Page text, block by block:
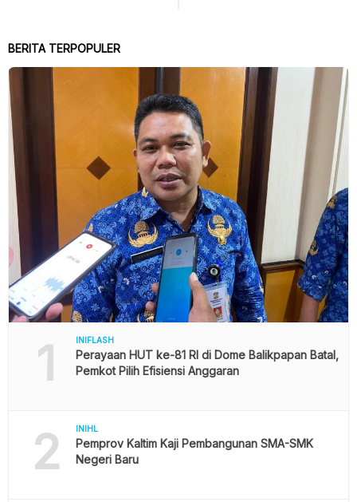
BERITA TERPOPULER
1 INIFLASH
Perayaan HUT ke-81 RI di Dome Balikpapan Batal,
Pemkot Pilih Efisiensi Anggaran
2 INIHL
Pemprov Kaltim Kaji Pembangunan SMA-SMK
Negeri Baru